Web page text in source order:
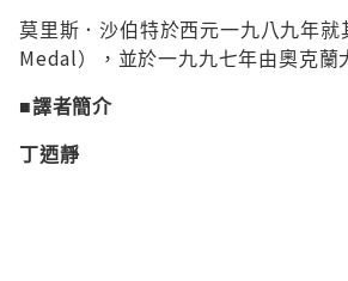
莫里斯．沙伯特於西元一九八九年
Medal），並於一九九七年由奧克蘭
■譯者簡介
丁迺靜